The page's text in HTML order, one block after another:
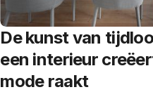
De kunst van
een interieur
mode raakt